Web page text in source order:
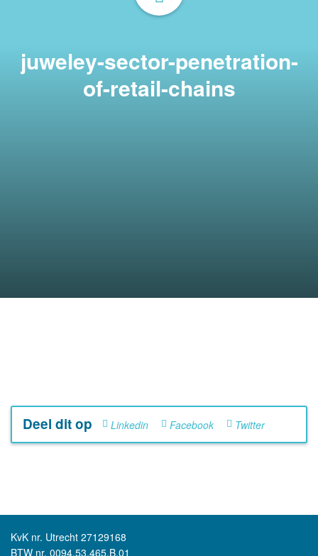
juweley-sector-penetration-
of-retail-chains
Deel dit op Linkedin Facebook Twitter
KvK nr. Utrecht 27129168
BTW nr. 0094.53.465.B.01